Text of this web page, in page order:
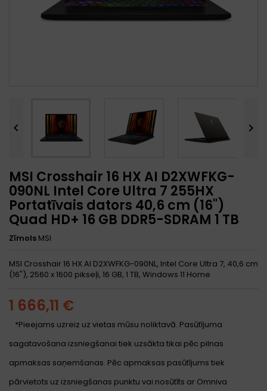
 
MSI Crosshair 16 HX AI D2XWFKG-
090NL Intel Core Ultra 7 255HX
Portatīvais dators 40,6 cm (16")
Quad HD+ 16 GB DDR5-SDRAM 1 TB
Zīmols MSI
MSI Crosshair 16 HX AI D2XWFKG-090NL, Intel Core Ultra 7, 40,6 cm
(16"), 2560 x 1600 pikseļi, 16 GB, 1 TB, Windows 11 Home
1 666,11 €
*Pieejams uzreiz uz vietas mūsu noliktavā. Pasūtījuma
sagatavošana izsniegšanai tiek uzsākta tikai pēc pilnas
apmaksas saņemšanas. Pēc apmaksas pasūtījums tiek
pārvietots uz izsniegšanas punktu vai nosūtīts ar Omniva